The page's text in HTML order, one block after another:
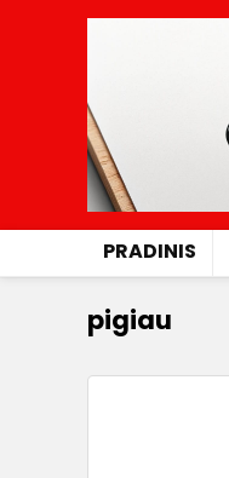
PRADINIS
pigiau